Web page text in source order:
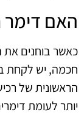
האם
כאשר בוחנים
חכמה, יש לקחת
הראשונית של
יותר לעומת